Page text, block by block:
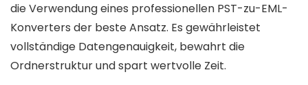
die Verwendung eines professionellen PST-zu-EML-
Konverters der beste Ansatz. Es gewährleistet
vollständige Datengenauigkeit, bewahrt die
Ordnerstruktur und spart wertvolle Zeit.